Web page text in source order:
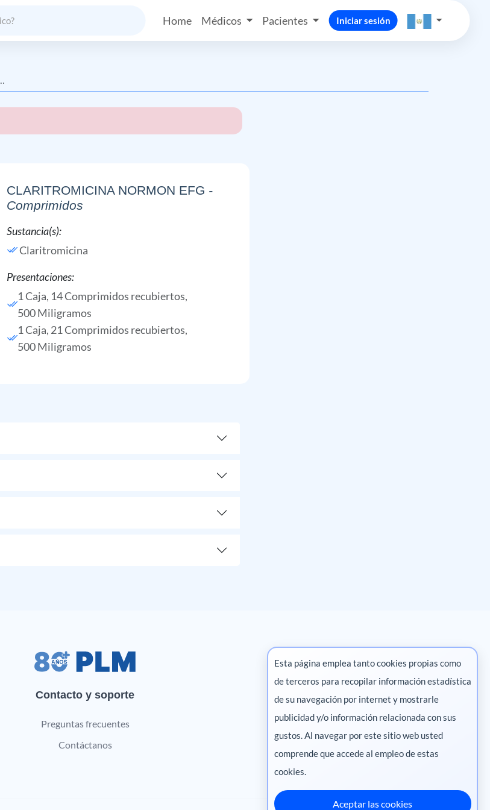
Home Médicos Pacientes Iniciar sesión
CLARITROMICINA NORMON EFG -
Comprimidos
Sustancia(s):
Claritromicina
Presentaciones:
1 Caja, 14 Comprimidos recubiertos,
500 Miligramos
1 Caja, 21 Comprimidos recubiertos,
500 Miligramos
Contacto y soporte
Preguntas frecuentes
Contáctanos
Marketing digital
Pharma
Esta página emplea tanto cookies propias como
de terceros para recopilar información estadística
de su navegación por internet y mostrarle
publicidad y/o información relacionada con sus
gustos. Al navegar por este sitio web usted
comprende que accede al empleo de estas
cookies.
Aceptar las cookies